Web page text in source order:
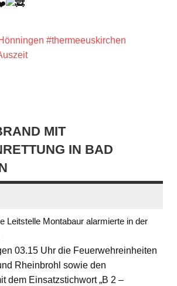
#thermeeuskirchen
MIT
IN BAD
Leitstelle Montabaur alarmierte in der
03.15 Uhr die Feuerwehreinheiten
Rheinbrohl sowie den
dem Einsatzstichwort „B 2 –